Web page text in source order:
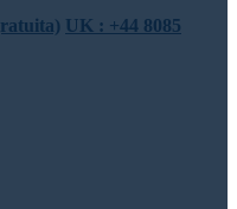
UK : +44 8085